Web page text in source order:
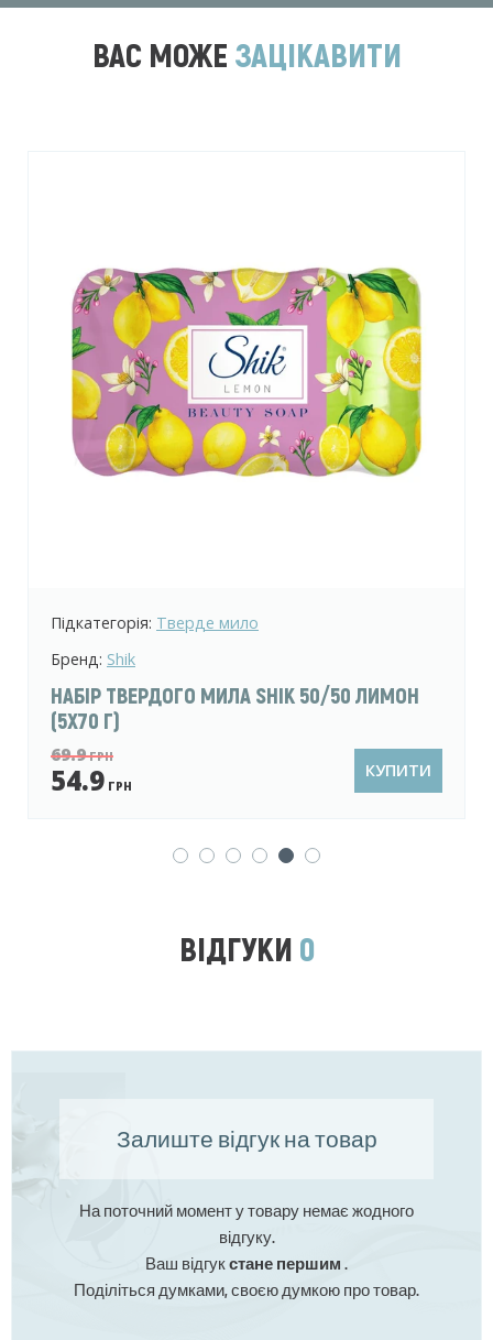
ВАС МОЖЕ ЗАЦІКАВИТИ
Підкатегорія: Тверде мило
Бренд:Shik
КРЕМ-МИЛО ТВЕРДЕ SHIK NECTAR ГРАНАТ І
МАЛИНА 125 Г
29.9ГРН
22.9ГРН
КУПИТИ
ВІДГУКИ 0
Залиште відгук на товар
На поточний момент у товару немає жодного
відгуку.
Ваш відгукстане першим .
Поділіться думками, своєю думкою про товар.